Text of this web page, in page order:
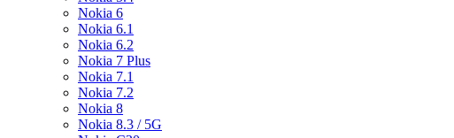
Nokia 6
Nokia 6.1
Nokia 6.2
Nokia 7 Plus
Nokia 7.1
Nokia 7.2
Nokia 8
Nokia 8.3 / 5G